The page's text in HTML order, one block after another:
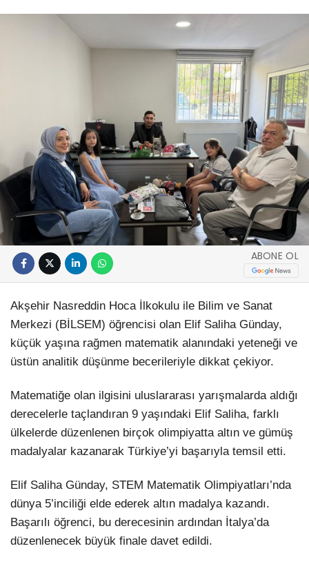
ABONE OL
Akşehir Nasreddin Hoca İlkokulu ile Bilim ve Sanat
Merkezi (BİLSEM) öğrencisi olan Elif Saliha Günday,
küçük yaşına rağmen matematik alanındaki yeteneği ve
üstün analitik düşünme becerileriyle dikkat çekiyor.
Matematiğe olan ilgisini uluslararası yarışmalarda aldığı
derecelerle taçlandıran 9 yaşındaki Elif Saliha, farklı
ülkelerde düzenlenen birçok olimpiyatta altın ve gümüş
madalyalar kazanarak Türkiye’yi başarıyla temsil etti.
Elif Saliha Günday, STEM Matematik Olimpiyatları’nda
dünya 5’inciliği elde ederek altın madalya kazandı.
Başarılı öğrenci, bu derecesinin ardından İtalya’da
düzenlenecek büyük finale davet edildi.